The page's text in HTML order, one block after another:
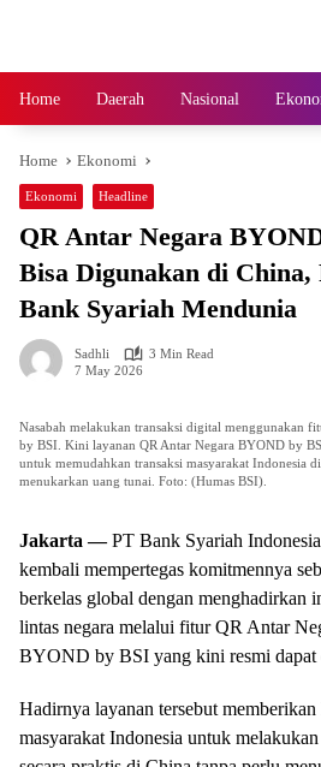
Home Daerah Nasional
Home Ekonomi
Ekonomi Headline
QR Antar Negara
Bisa Digunakan di
Bank Syariah Mendunia
Sadhli
3 Min Read
7 May 2026
Nasabah melakukan transaksi digital menggunakan
by BSI. Kini layanan QR Antar Negara BYOND by
untuk memudahkan transaksi masyarakat Indonesia
menukarkan uang tunai. Foto: (Humas BSI).
Jakarta —PT Bank Syariah
kembali mempertegas komitmennya
berkelas global dengan menghadirkan
lintas negara melalui fitur QR Antar
BYOND by BSI yang kini resmi dapat
Hadirnya layanan tersebut
masyarakat Indonesia untuk